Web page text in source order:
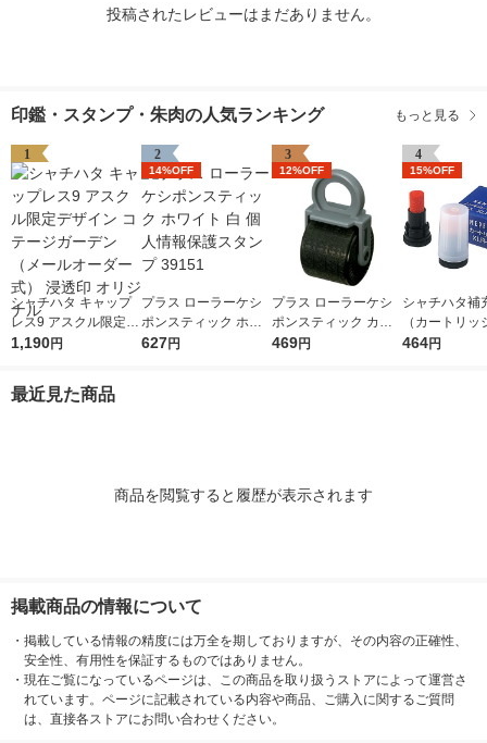
投稿されたレビューはまだありません。
印鑑・スタンプ・朱肉の人気ランキング もっと見る
1
シャチハタ キャップ
レス9 アスクル限定デ
ザイン コテージガー
ル
1,190円
2
14%OFF
プラス ローラーケシ
ポンスティック ホワ
イト 白 個人情報保護
627円
3
12%OFF
プラス ローラーケシ
ポンスティック カー
トリッジ 個人情報保
469円
4
15%OFF
シャチハタ補
（カートリッ
ネーム・ネー
464円
最近見た商品
商品を閲覧すると履歴が表示されます
掲載商品の情報について
・ 掲載している情報の精度には万全を期しておりますが、その内容の正確性、
安全性、有用性を保証するものではありません。
・ 現在ご覧になっているページは、この商品を取り扱うストアによって運営さ
れています。ページに記載されている内容や商品、ご購入に関するご質問
は、直接各ストアにお問い合わせください。